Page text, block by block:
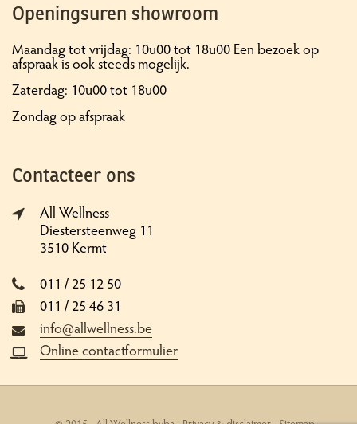
Openingsuren showroom
Maandag tot vrijdag: 10u00 tot 18u00 Een bezoek op
afspraak is ook steeds mogelijk.
Zaterdag: 10u00 tot 18u00
Zondag op afspraak
Contacteer ons
All Wellness
Diestersteenweg 11
3510 Kermt
011 / 25 12 50
011 / 25 46 31
info@allwellness.be
Online contactformulier